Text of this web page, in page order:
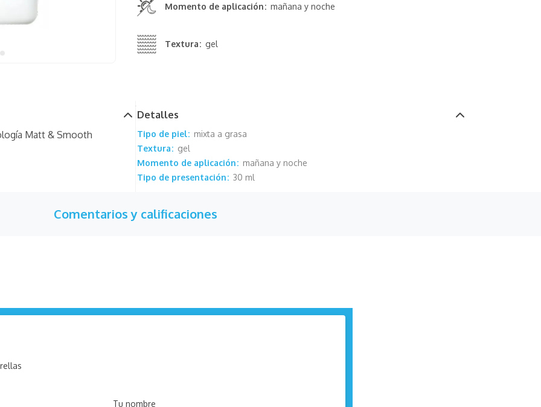
Textura gel
Momento de aplicación mañana y noche
Matt & Smooth
Detalles
Tipo de piel
mixta a grasa
Textura
gel
Momento de aplicación
mañana y noche
Tipo de presentación
30 ml
Comentarios y calificaciones
Tu nombre